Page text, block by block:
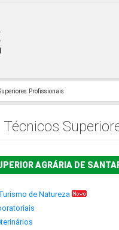
Profissionais
Técnicos
AGRÁRIA DE
de Natureza